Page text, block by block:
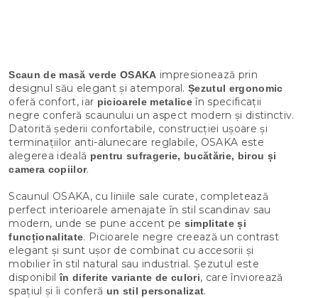
Scaun de masă verde OSAKA impresionează prin
designul său elegant și atemporal. Șezutul ergonomic
oferă confort, iar picioarele metaliceîn specificații
negre conferă scaunului un aspect modern și distinctiv.
Datorită șederii confortabile, construcției ușoare și
terminațiilor anti-alunecare reglabile, OSAKA este
alegerea ideală pentru sufragerie, bucătărie, birou și
camera copiilor.
Scaunul OSAKA, cu liniile sale curate, completează
perfect interioarele amenajate în stil scandinav sau
modern, unde se pune accent pe simplitate și
funcționalitate. Picioarele negre creează un contrast
elegant și sunt ușor de combinat cu accesorii și
mobilier în stil natural sau industrial. Șezutul este
disponibilîn diferite variante de culori, care înviorează
spațiul și îi conferă un stil personalizat.